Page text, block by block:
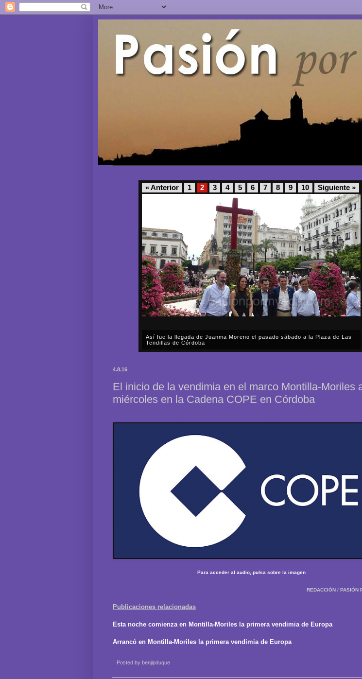
« Anterior 1 2 3 4 5 6 7 8 9 10 Siguiente »
Así fue la llegada de Juanma Moreno el pasado sábado a la Plaza de Las
Tendillas de Córdoba
4.8.16
El inicio de la vendimia en el marco Montilla-Moriles
miércoles en la Cadena COPE en Córdoba
Para acceder al audio, pulsa sobre la imagen
REDACCIÓN / PASIÓN
Publicaciones relacionadas
Esta noche comienza en Montilla-Moriles la primera vendimia de Europa
Arrancó en Montilla-Moriles la primera vendimia de Europa
Posted by benjipduque